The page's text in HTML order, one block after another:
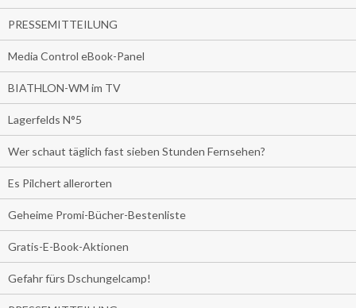
PRESSEMITTEILUNG
Media Control eBook-Panel
BIATHLON-WM im TV
Lagerfelds N°5
Wer schaut täglich fast sieben Stunden Fernsehen?
Es Pilchert allerorten
Geheime Promi-Bücher-Bestenliste
Gratis-E-Book-Aktionen
Gefahr fürs Dschungelcamp!